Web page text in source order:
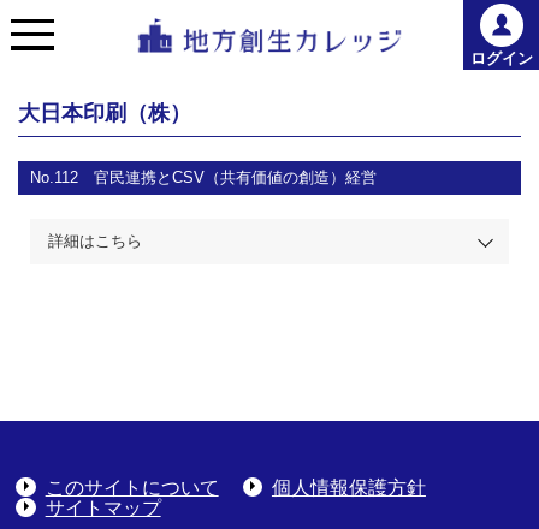
ログイン
大日本印刷（株）
No.112 官民連携とCSV（共有価値の創造）経営
詳細はこちら
このサイトについて
個人情報保護方針
サイトマップ